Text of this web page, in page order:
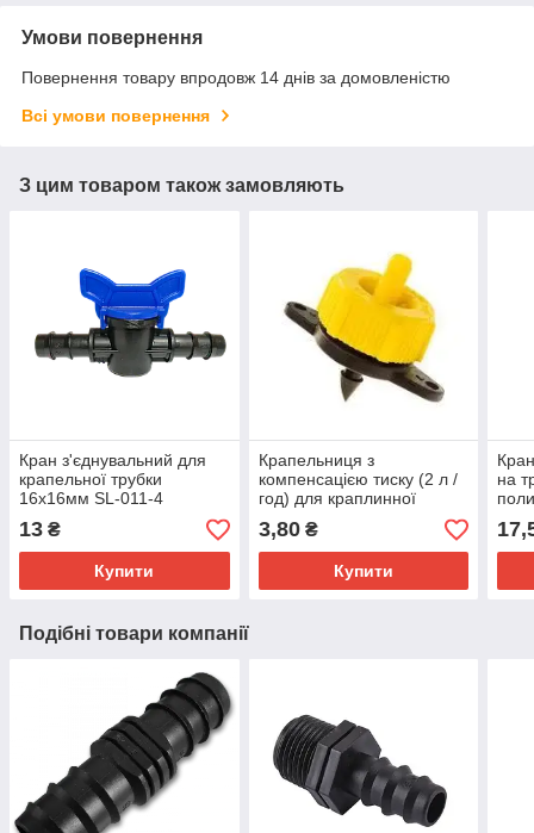
Умови повернення
Повернення товару впродовж 14 днів за домовленістю
Всі умови повернення
З цим товаром також замовляють
Кран з'єднувальний для
крапельної трубки
16х16мм SL-011-4
13 ₴
Купити
Крапельниця з
компенсацією тиску (2 л /
год) для краплинної
трубки 16мм
3,80₴
Купити
на
Подібні товари компанії